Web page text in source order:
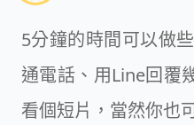
5分鐘的時間可以做
通電話、用Line回覆
看個短片，當然你也